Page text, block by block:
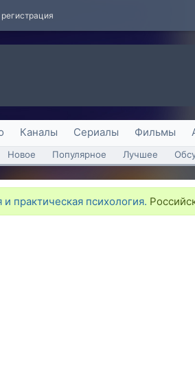
регистрация
Каналы Сериалы Фильмы
Новое Популярное Лучшее
практическая психология.